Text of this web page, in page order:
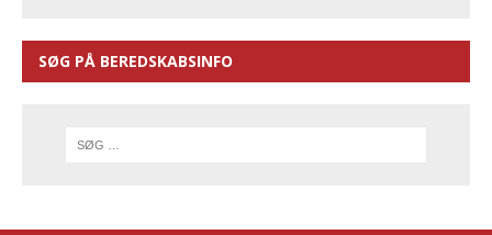
SØG PÅ BEREDSKABSINFO